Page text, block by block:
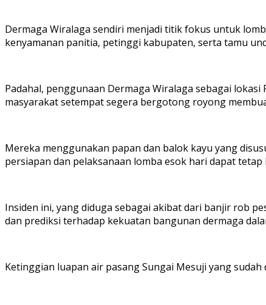
Dermaga Wiralaga sendiri menjadi titik fokus untuk
kenyamanan panitia, petinggi kabupaten, serta tamu
Padahal, penggunaan Dermaga Wiralaga sebagai
masyarakat setempat segera bergotong royong
Mereka menggunakan papan dan balok kayu yang
persiapan dan pelaksanaan lomba esok hari dapat
Insiden ini, yang diduga sebagai akibat dari banjir rob
dan prediksi terhadap kekuatan bangunan dermaga
Ketinggian luapan air pasang Sungai Mesuji yang